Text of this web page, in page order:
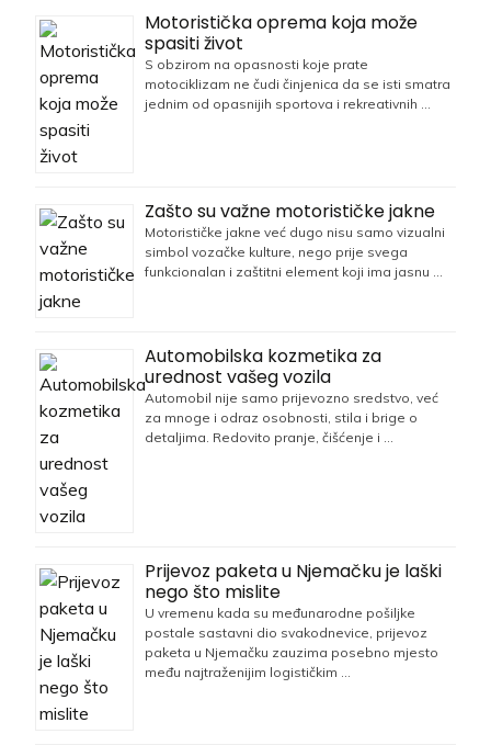
Motoristička oprema koja može
spasiti život
S obzirom na opasnosti koje prate
motociklizam ne čudi činjenica da se isti smatra
jednim od opasnijih sportova i rekreativnih …
Zašto su važne motorističke jakne
Motorističke jakne već dugo nisu samo vizualni
simbol vozačke kulture, nego prije svega
funkcionalan i zaštitni element koji ima jasnu …
Automobilska kozmetika za
urednost vašeg vozila
Automobil nije samo prijevozno sredstvo, već
za mnoge i odraz osobnosti, stila i brige o
detaljima. Redovito pranje, čišćenje i …
Prijevoz paketa u Njemačku je laški
nego što mislite
U vremenu kada su međunarodne pošiljke
postale sastavni dio svakodnevice, prijevoz
paketa u Njemačku zauzima posebno mjesto
među najtraženijim logističkim …